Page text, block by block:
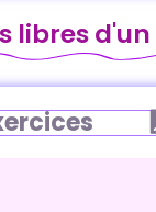
libres d'un